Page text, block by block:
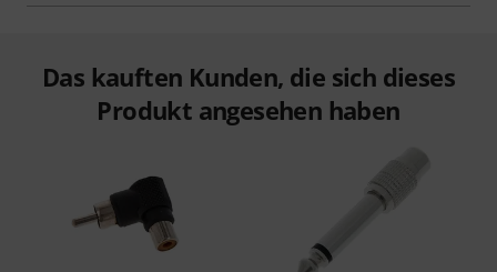
Das kauften Kunden, die sich dieses
Produkt angesehen haben